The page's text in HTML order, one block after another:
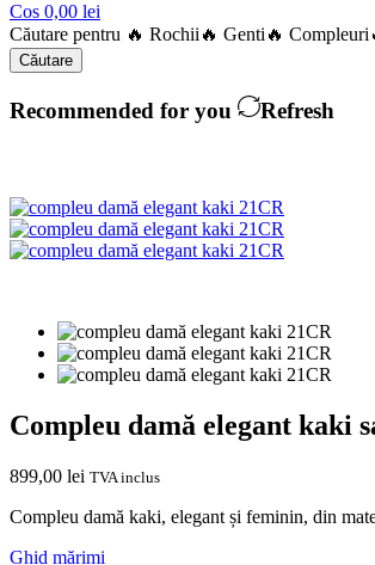
Cos 0,00 lei
Căutare pentru 🔥 Rochii 🔥 Genti 🔥 Compleuri
Căutare
Recommended for you Refresh
Compleu damă elegant kaki
899,00 lei TVA inclus
Compleu damă kaki, elegant și feminin, din
Ghid mărimi